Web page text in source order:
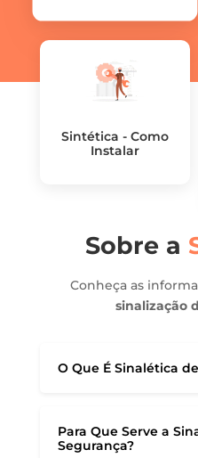
Sintética - Como
Instalar
Sobre a
Conheça as
sinalização
O Que É Sinalética
Para Que Serve a
Segurança?